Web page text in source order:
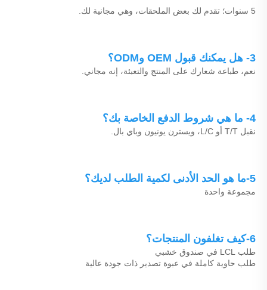
5 سنوات؛ تقدم لك بعض الملحقات، وهي مجانية لك.
3- هل يمكنك قبول OEM وODM؟
نعم، طباعة شعارك على المنتج والتعبئة، إنه مجاني.
4- ما هي شروط الدفع الخاصة بك؟
نقبل T/T أو L/C، ويسترن يونيون وباي بال.
5-ما هو الحد الأدنى لكمية الطلب لديك؟
مجموعة واحدة
6-كيف تغلفون المنتجات؟
طلب LCL في صندوق خشبي
طلب حاوية كاملة في عبوة تصدير ذات جودة عالية